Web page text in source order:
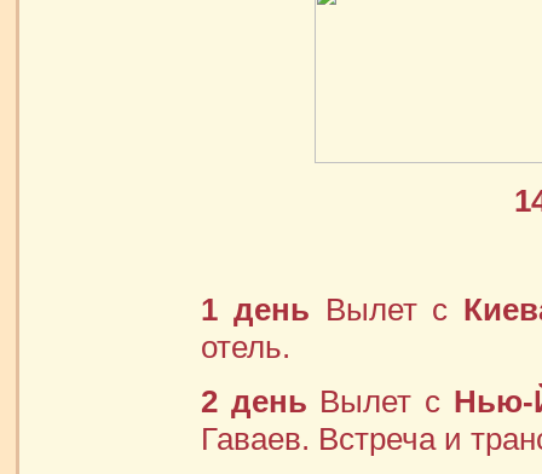
1 день Вылет с
отель.
2 день Вылет с Нью-
Гаваев. Встреча и